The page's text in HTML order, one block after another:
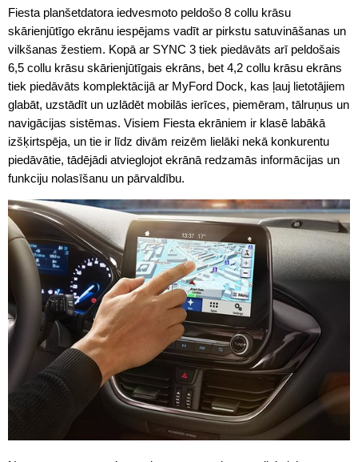
Fiesta planšetdatora iedvesmoto peldošo 8 collu krāsu
skārienjūtīgo ekrānu iespējams vadīt ar pirkstu satuvināšanas un
vilkšanas žestiem. Kopā ar SYNC 3 tiek piedāvāts arī peldošais
6,5 collu krāsu skārienjūtīgais ekrāns, bet 4,2 collu krāsu ekrāns
tiek piedāvāts komplektācijā ar MyFord Dock, kas ļauj lietotājiem
glabāt, uzstādīt un uzlādēt mobilās ierīces, piemēram, tālruņus un
navigācijas sistēmas. Visiem Fiesta ekrāniem ir klasē labākā
izšķirtspēja, un tie ir līdz divām reizēm lielāki nekā konkurentu
piedāvātie, tādējādi atvieglojot ekrānā redzamās informācijas un
funkciju nolasīšanu un pārvaldību.